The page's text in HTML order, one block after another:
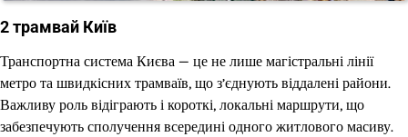
2 трамвай Київ
Транспортна система Києва — це не лише магістральні лінії
метро та швидкісних трамваїв, що з’єднують віддалені райони.
Важливу роль відіграють і короткі, локальні маршрути, що
забезпечують сполучення всередині одного житлового масиву.